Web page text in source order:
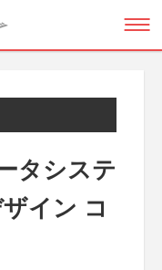
タシステ
イン コ